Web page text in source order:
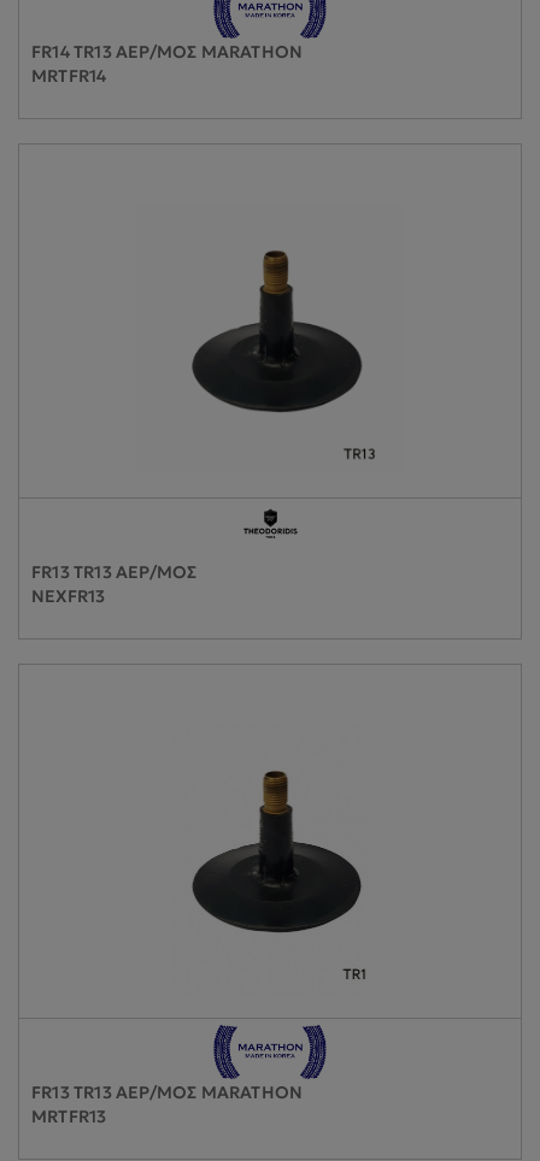
FR14 TR13 ΑΕΡ/ΜΟΣ MARATHON
MRTFR14
FR13 TR13 ΑΕΡ/ΜΟΣ
NEXFR13
FR13 TR13 ΑΕΡ/ΜΟΣ MARATHON
MRTFR13